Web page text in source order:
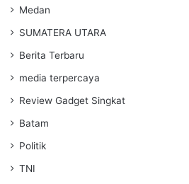
Medan
SUMATERA UTARA
Berita Terbaru
media terpercaya
Review Gadget Singkat
Batam
Politik
TNI